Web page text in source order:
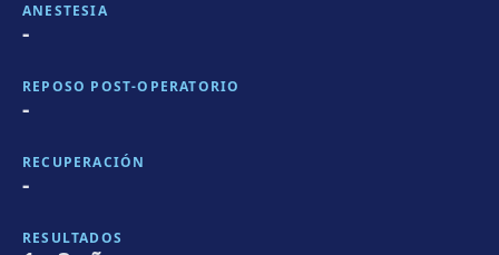
ANESTESIA
-
REPOSO POST-OPERATORIO
-
RECUPERACIÓN
-
RESULTADOS